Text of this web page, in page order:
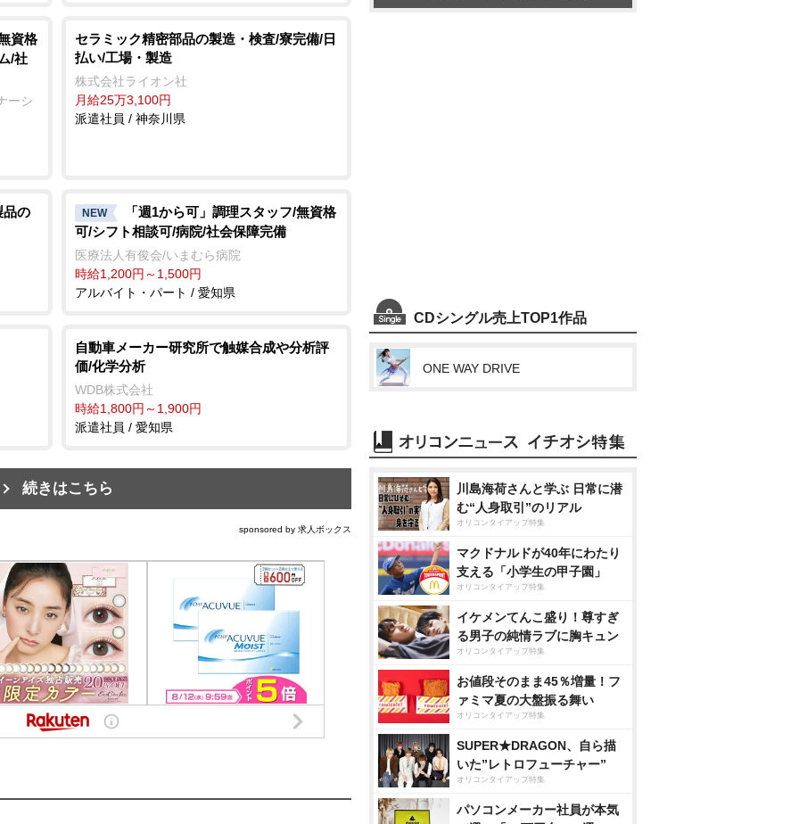
資格
/社
ーシ
セラミック精密部品の製造・検査/寮完備/日
払い/工場・製造
株式会社ライオン社
月給25万3,100円
派遣社員 / 神奈川県
品の NEW
「週1から可」調理スタッフ/無資格
可/シフト相談可/病院/社会保障完備
医療法人有俊会/いまむら病院
時給1,200円～1,500円
アルバイト・パート / 愛知県
自動車メーカー研究所で触媒合成や分析評
価/化学分析
WDB株式会社
時給1,800円～1,900円
派遣社員 / 愛知県
続きはこちら
sponsored by 求人ボックス
CDシングル売上TOP1作品
ONE WAY DRIVE
川島海荷さんと学ぶ 日常に潜
む“人身取引”のリアル
オリコンタイアップ特集
マクドナルドが40年にわたり
支える「小学生の甲子園」
オリコンタイアップ特集
イケメンてんこ盛り！尊すぎ
る男子の純情ラブに胸キュン
オリコンタイアップ特集
お値段そのまま45％増量！フ
ァミマ夏の大盤振る舞い
オリコンタイアップ特集
SUPER★DRAGON、自ら描
いた”レトロフューチャー”
オリコンタイアップ特集
パソコンメーカー社員が本気